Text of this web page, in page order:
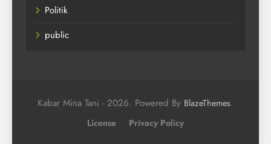
Politik
public
Kabar Mina Tani - 2026. Powered By BlazeThemes.
License Privacy Policy